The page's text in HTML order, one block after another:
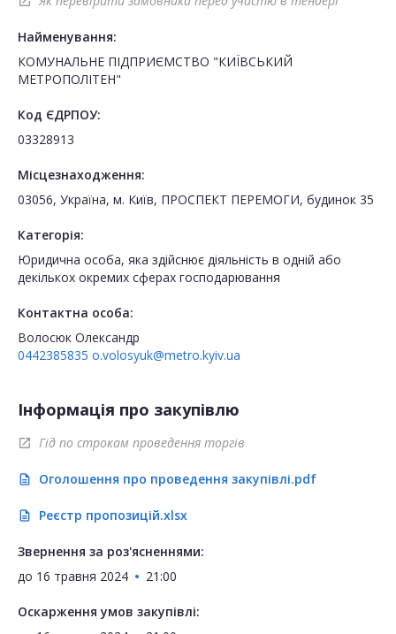
Найменування:
КОМУНАЛЬНЕ ПІДПРИЄМСТВО "КИЇВСЬКИЙ
МЕТРОПОЛІТЕН"
Код ЄДРПОУ:
03328913
Місцезнаходження:
03056, Україна, м. Київ, ПРОСПЕКТ ПЕРЕМОГИ, будинок 35
Категорія:
Юридична особа, яка здійснює діяльність в одній або
декількох окремих сферах господарювання
Контактна особа:
Волосюк Олександр
0442385835 o.volosyuk@metro.kyiv.ua
Інформація про закупівлю
open_in_new Гід по строкам проведення торгів
description Оголошення про проведення закупівлі.pdf
description Реєстр пропозицій.xlsx
Звернення за роз'ясненнями:
до 16 травня 2024 21:00
Оскарження умов закупівлі: